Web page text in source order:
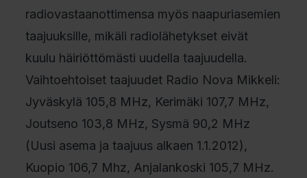
radiovastaanottimensa myös naapuriasemien
taajuuksille, mikäli radiolähetykset eivät
kuulu häiriöttömästi uudella taajuudella.
Vaihtoehtoiset taajuudet Radio Nova Mikkeli:
Jyväskylä 105,8 MHz, Kerimäki 107,7 MHz,
Joutseno 103,8 MHz, Sysmä 90,2 MHz
(Uusi asema ja taajuus alkaen 1.1.2012),
Kuopio 106,7 Mhz, Anjalankoski 105,7 MHz.